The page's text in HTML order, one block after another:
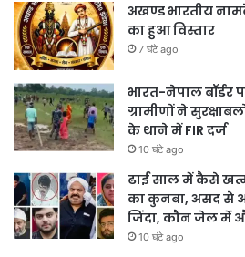
अखण्ड भारतीय
का हुआ विस्तार
7 घंटे ago
भारत-नेपाल बॉर्डर
ग्रामीणों ने
के थाने में FIR दर्ज
10 घंटे ago
ढाई साल में कैसे
का कुनबा, असद से
जिंदा, कौन जेल में
10 घंटे ago